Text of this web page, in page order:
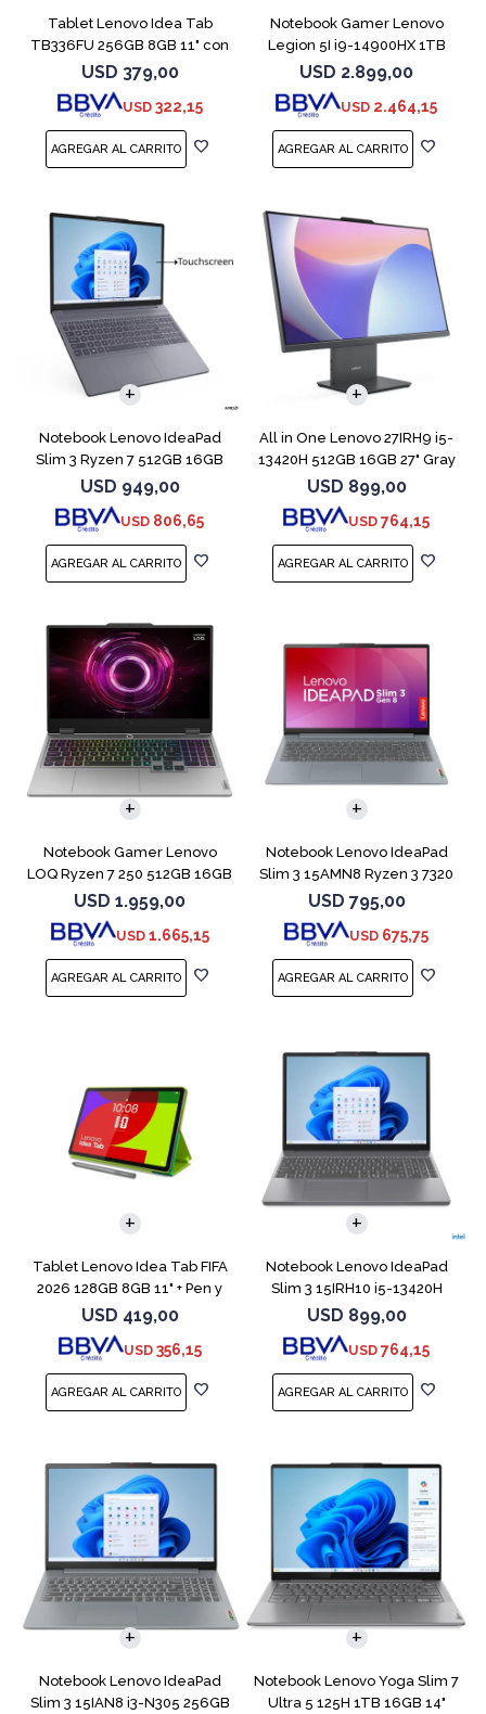
Tablet Lenovo Idea Tab
TB336FU 256GB 8GB 11" con
Pen + Funda
USD 379,00
USD 322,15
Notebook Gamer Lenovo
Legion 5I i9-14900HX 1TB
16GB RTX5070
USD 2.899,00
USD 2.464,15
Notebook Lenovo IdeaPad
Slim 3 Ryzen 7 512GB 16GB
15.3 Touch
USD 949,00
USD 806,65
All in One Lenovo 27IRH9 i5-
13420H 512GB 16GB 27" Gray
USD 899,00
USD 764,15
Notebook Gamer Lenovo
LOQ Ryzen 7 250 512GB 16GB
RTX 5060
USD 1.959,00
USD 1.665,15
COMPARAR
Notebook Lenovo IdeaPad
Slim 3 15AMN8 Ryzen 3 7320
512GB 8GB
USD 795,00
USD 675,75
Tablet Lenovo Idea Tab FIFA
2026 128GB 8GB 11" + Pen y
Funda
USD 419,00
USD 356,15
Notebook Lenovo IdeaPad
Slim 3 15IRH10 i5-13420H
512GB 8GB G
USD 899,00
USD 764,15
Notebook Lenovo IdeaPad
Slim 3 15IAN8 i3-N305 256GB
COMPARAR
Notebook Lenovo Yoga Slim 7
Ultra 5 125H 1TB 16GB 14"
COMPARAR